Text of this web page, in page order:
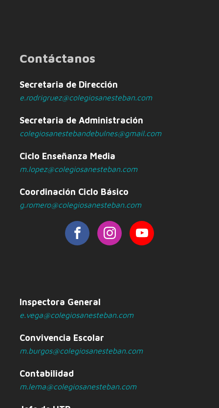
Contáctanos
Secretaria de Dirección
e.rodrigruez@colegiosanesteban.com
Secretaria de Administración
colegiosanestebandebulnes@gmail.com
Ciclo Enseñanza Media
m.lopez@colegiosanesteban.com
Coordinación Ciclo Básico
g.romero@colegiosanesteban.com
Inspectora General
e.vega@colegiosanesteban.com
Convivencia Escolar
m.burgos@colegiosanesteban.com
Contabilidad
m.lema@colegiosanesteban.com